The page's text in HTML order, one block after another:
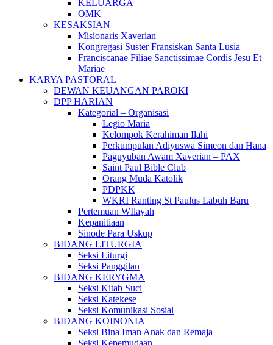
KELUARGA
OMK
KESAKSIAN
Misionaris Xaverian
Kongregasi Suster Fransiskan Santa Lusia
Franciscanae Filiae Sanctissimae Cordis Jesu Et
Mariae
KARYA PASTORAL
DEWAN KEUANGAN PAROKI
DPP HARIAN
Kategorial – Organisasi
Legio Maria
Kelompok Kerahiman Ilahi
Perkumpulan Adiyuswa Simeon dan Hana
Paguyuban Awam Xaverian – PAX
Saint Paul Bible Club
Orang Muda Katolik
PDPKK
WKRI Ranting St Paulus Labuh Baru
Pertemuan WIlayah
Kepanitiaan
Sinode Para Uskup
BIDANG LITURGIA
Seksi Liturgi
Seksi Panggilan
BIDANG KERYGMA
Seksi Kitab Suci
Seksi Katekese
Seksi Komunikasi Sosial
BIDANG KOINONIA
Seksi Bina Iman Anak dan Remaja
Seksi Kepemudaan